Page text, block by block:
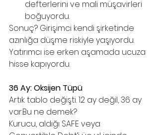
defterlerini ve mali müşavirleri
boğuyordu.
Sonuç? Girişimci kendi şirketinde
azınlığa düşme riskiyle yaşıyordu.
Yatırımcı ise erken aşamada ucuza
hisse kapıyordu.
36 Ay: Oksijen Tüpü
Artık tablo değişti. 12 ay değil, 36 ay
var.Bu ne demek?
Kurucu, aldığı SAFE veya